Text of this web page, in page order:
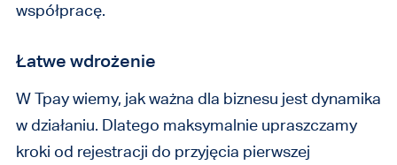
współpracę.
Łatwe wdrożenie
W Tpay wiemy, jak ważna dla biznesu jest dynamika
w działaniu. Dlatego maksymalnie upraszczamy
kroki od rejestracji do przyjęcia pierwszej